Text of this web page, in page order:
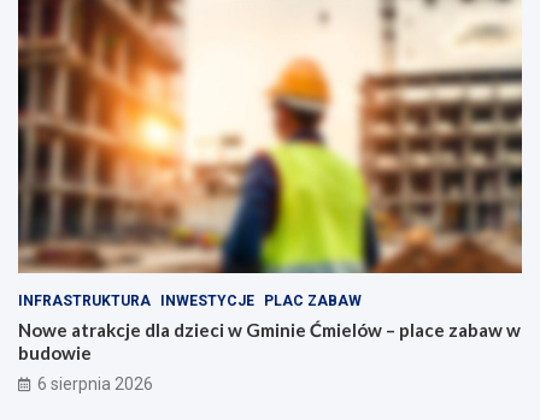
e
ł
e
a
r
a
c
j
d
l
a
r
o
d
b
n
m
n
p
ę
z
i
e
INFRASTRUKTURA INWESTYCJE PLAC ZABAW
Nowe atrakcje dla dzieci w Gminie Ćmielów – place zabaw w
budowie
6 sierpnia 2026